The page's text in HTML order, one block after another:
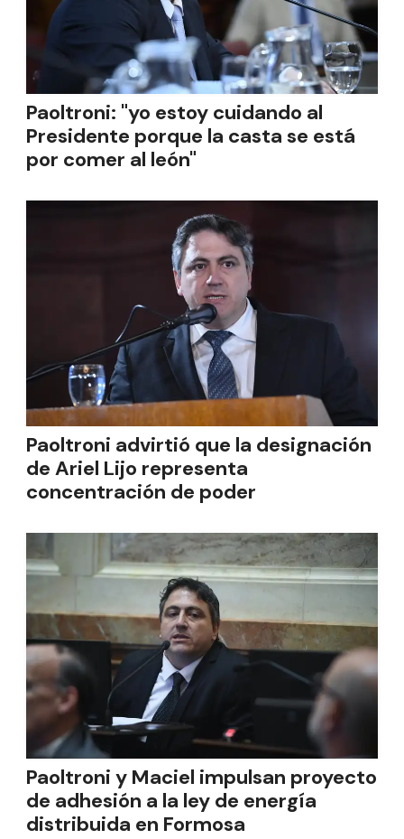
Paoltroni: "yo estoy cuidando al
Presidente porque la casta se está
por comer al león"
Paoltroni advirtió que la designación
de Ariel Lijo representa
concentración de poder
Paoltroni y Maciel impulsan proyecto
de adhesión a la ley de energía
distribuida en Formosa